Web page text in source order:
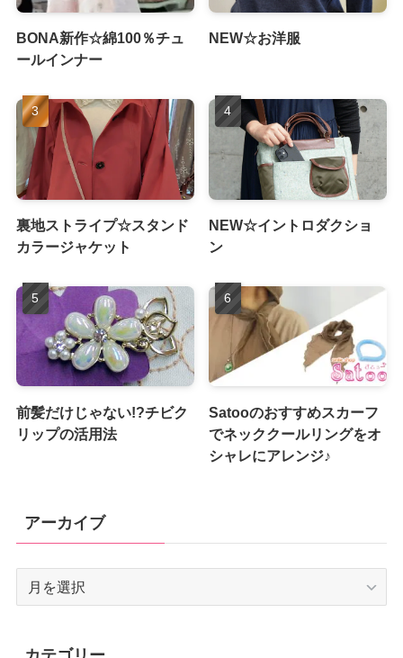
BONA新作☆綿100％チュ
ールインナー
NEW☆お洋服
裏地ストライプ☆スタンド
カラージャケット
NEW☆イントロダクショ
ン
前髪だけじゃない!?チビク
リップの活用法
Satooのおすすめスカーフ
でネッククールリングをオ
シャレにアレンジ♪
アーカイブ